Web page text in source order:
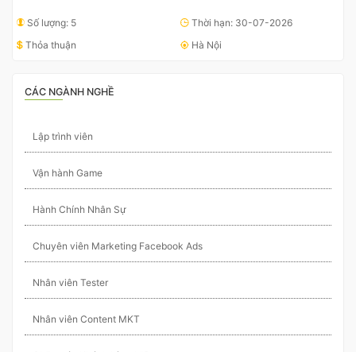
Số lượng: 5
Thời hạn: 30-07-2026
Thỏa thuận
Hà Nội
CÁC NGÀNH NGHỀ
Lập trình viên
Vận hành Game
Hành Chính Nhân Sự
Chuyên viên Marketing Facebook Ads
Nhân viên Tester
Nhân viên Content MKT